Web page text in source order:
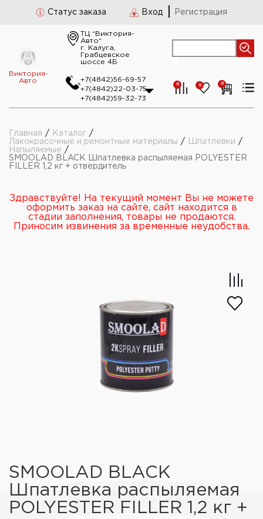
Статус заказа Вход Регистрация
Виктория-
Авто
ТЦ “Виктория-
Авто“
г. Калуга,
Грабцевское
шоссе 4Б
+7(4842)56-69-57
+7(4842)22-03-75
+7(4842)59-32-73
0 0 0
Главная / Каталог /
Лакокрасочные и ремонтные материалы / Шпатлевки /
Напыляемые /
SMOOLAD BLACK Шпатлевка распыляемая POLYESTER
FILLER 1,2 кг + отвердитель
Здравствуйте! На текущий момент Вы не можете
оформить заказ на сайте, сайт находится в
стадии заполнения, товары не продаются.
Приносим извинения за временные неудобства.
SMOOLAD BLACK
Шпатлевка распыляемая
POLYESTER FILLER 1,2 кг +